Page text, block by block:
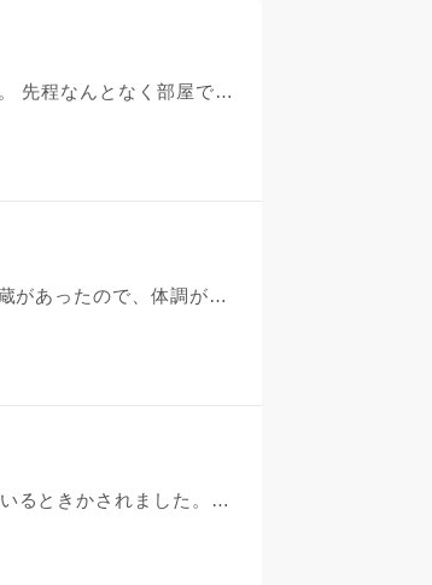
初めまして。 丁度5年前の今頃、自宅にて初期の流産をしました。 先程なんとなく部屋で過ごしていたところ、あれ今日か明日って…ってふと流産した日を思い出しました。 当時のわたしは学生で、しかも自宅での流産も突然の腹痛に耐えられずトイレにて流してしまいました。 特に供養もせず毎年このように思い出すのですが、今年はとても供養してあげたい、許されないことをしてしまったという気持ちがとても強いのです。 今日はっと思い出したことも、あの時の赤ちゃんが怒っているからなのでしょうか… 5年前以来中々妊娠も叶わず、色々と考えてしまいます。 手元にあるのはエコー写真のみですが、供養できますか？ 今更供養しても良いのでしょうか？ 許してほしい気待ちでいっぱいです。
6年前、稽留流産をしました。 祖父母のお墓のあるお寺に水子地蔵があったので、体調が落ち着いた頃に夫婦ふたりでお参りに行きました。お坊さんに供養してもらったわけではありません。 お空に忘れ物を取りに行ったんだね、また来てね、待ってるね。ありがとう。と言う気持ちでお菓子をお供えしました。 そして同じ年の夏に再び妊娠する事ができ、翌年無事に娘が産まれ今年5歳になります。その後も次女を出産し、2人姉妹の母になりました。 ですが、2人の育児になった事で環境が一変、さらに家庭内でのショックな出来事もありストレスで心の余裕が無くなっていて、いつしか水子を思い出す事もなくなっていたのです…。2人目が産まれる前までは祖父母のお墓をお参りする機会も多く、その都度水子地蔵にもお参りしていて、上の娘にもお話したりしていたのに…。 この前の雛祭り用に、改めて娘の命名書を飾りたくてPCで漢字のフォントなどを調べたりした後にふと思い出したので、水子ちゃんも名前が欲しいのかな…なんて考えてしまいました。 名前を考えてみたりもしましたが性別も不明だし、名前をつけてはいけないとどこかで聞いた気もして…気になりだして眠れません。 名前をつける事はいけない事でしょうか？？また水子供養で大切なことは何でしょうか？？
私は長女ですが、最近家の母から私が生まれる前に流産した子がいるときかされました。私は浄土真宗東が菩提寺ですが、去年は真言宗のお寺に縁が深くありました。その子供は、供養したほうがよいでしょうか？